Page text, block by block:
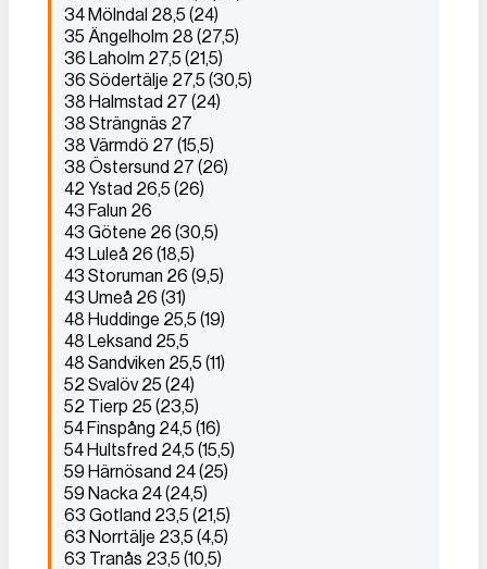
34 Mölndal 28,5 (24)
35 Ängelholm 28 (27,5)
36 Laholm 27,5 (21,5)
36 Södertälje 27,5 (30,5)
38 Halmstad 27 (24)
38 Strängnäs 27
38 Värmdö 27 (15,5)
38 Östersund 27 (26)
42 Ystad 26,5 (26)
43 Falun 26
43 Götene 26 (30,5)
43 Luleå 26 (18,5)
43 Storuman 26 (9,5)
43 Umeå 26 (31)
48 Huddinge 25,5 (19)
48 Leksand 25,5
48 Sandviken 25,5 (11)
52 Svalöv 25 (24)
52 Tierp 25 (23,5)
54 Finspång 24,5 (16)
54 Hultsfred 24,5 (15,5)
59 Härnösand 24 (25)
59 Nacka 24 (24,5)
63 Gotland 23,5 (21,5)
63 Norrtälje 23,5 (4,5)
63 Tranås 23,5 (10,5)